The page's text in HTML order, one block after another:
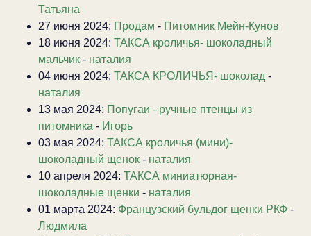
Татьяна
27 июня 2024: Продам - Питомник Мейн-Кунов
18 июня 2024: ТАКСА кроличья- шоколадный
мальчик - наталия
04 июня 2024: ТАКСА КРОЛИЧЬЯ- шоколад -
наталия
13 мая 2024: Попугаи - ручные птенцы из
питомника - Игорь
03 мая 2024: ТАКСА кроличья (мини)-
шоколадный щенок - наталия
10 апреля 2024: ТАКСА миниатюрная-
шоколадные щенки - наталия
01 марта 2024: Французский бульдог щенки РКФ -
Людмила